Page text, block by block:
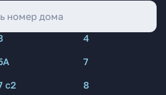
4
7
с2
8